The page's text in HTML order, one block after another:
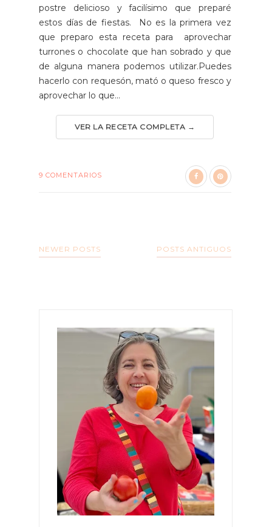
postre delicioso y facilísimo que preparé
estos días de fiestas. No es la primera vez
que preparo esta receta para aprovechar
turrones o chocolate que han sobrado y que
de alguna manera podemos utilizar.Puedes
hacerlo con requesón, mató o queso fresco y
aprovechar lo que...
VER LA RECETA COMPLETA →
9 COMENTARIOS
NEWER POSTS POSTS ANTIGUOS